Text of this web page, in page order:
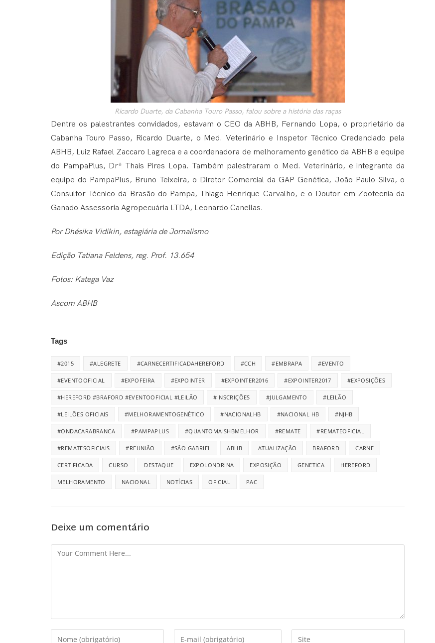
Ricardo Duarte, da Cabanha Touro Passo, falou sobre a história das raças
Dentre os palestrantes convidados, estavam o CEO da ABHB, Fernando Lopa, o proprietário da
Cabanha Touro Passo, Ricardo Duarte, o Med. Veterinário e Inspetor Técnico Credenciado pela
ABHB, Luiz Rafael Zaccaro Lagreca e a coordenadora de melhoramento genético da ABHB e equipe
do PampaPlus, Drª Thais Pires Lopa. Também palestraram o Med. Veterinário, e integrante da
equipe do PampaPlus, Bruno Teixeira, o Diretor Comercial da GAP Genética, João Paulo Silva, o
Consultor Técnico da Brasão do Pampa, Thiago Henrique Carvalho, e o Doutor em Zootecnia da
Ganado Assessoria Agropecuária LTDA, Leonardo Canellas.
Por Dhésika Vidikin, estagiária de Jornalismo
Edição Tatiana Feldens, reg. Prof. 13.654
Fotos: Katega Vaz
Ascom ABHB
Tags
#2015 #ALEGRETE #CARNECERTIFICADAHEREFORD #CCH #EMBRAPA #EVENTO
#EVENTOOFICIAL #EXPOFEIRA #EXPOINTER #EXPOINTER2016 #EXPOINTER2017 #EXPOSIÇÕES
#HEREFORD #BRAFORD #EVENTOOFICIAL #LEILÃO #INSCRIÇÕES #JULGAMENTO #LEILÃO
#LEILÕES OFICIAIS #MELHORAMENTOGENÉTICO #NACIONALHB #NACIONAL HB #NJHB
#ONDACARABRANCA #PAMPAPLUS #QUANTOMAISHBMELHOR #REMATE #REMATEOFICIAL
#REMATESOFICIAIS #REUNIÃO #SÃO GABRIEL ABHB ATUALIZAÇÃO BRAFORD CARNE
CERTIFICADA CURSO DESTAQUE EXPOLONDRINA EXPOSIÇÃO GENETICA HEREFORD
MELHORAMENTO NACIONAL NOTÍCIAS OFICIAL PAC
Deixe um comentário